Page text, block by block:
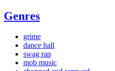
Genres
grime
dance hall
swag rap
mob music